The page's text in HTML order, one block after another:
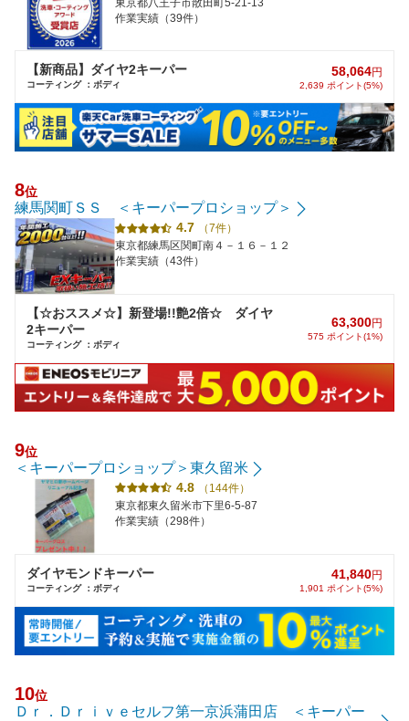
作業実績（39件）
【新商品】ダイヤ2キーパー
コーティング ：ボディ
58,064円
2,639 ポイント(5%)
8位
練馬関町ＳＳ ＜キーパープロショップ＞
4.7
（7件）
東京都練馬区関町南４－１６－１２
作業実績（43件）
【☆おススメ☆】新登場!!艶2倍☆ ダイヤ
2キーパー
コーティング ：ボディ
63,300円
575 ポイント(1%)
9位
＜キーパープロショップ＞東久留米
4.8
（144件）
東京都東久留米市下里6-5-87
作業実績（298件）
ダイヤモンドキーパー
コーティング ：ボディ
41,840円
1,901 ポイント(5%)
10位
Ｄｒ．Ｄｒｉｖｅセルフ第一京浜蒲田店 ＜キーパー